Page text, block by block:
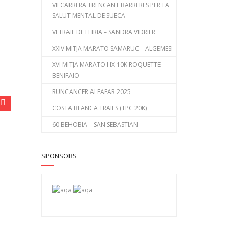
VII CARRERA TRENCANT BARRERES PER LA
SALUT MENTAL DE SUECA
VI TRAIL DE LLIRIA – SANDRA VIDRIER
XXIV MITJA MARATO SAMARUC – ALGEMESI
XVI MITJA MARATO I IX 10K ROQUETTE
BENIFAIO
RUNCANCER ALFAFAR 2025
COSTA BLANCA TRAILS (TPC 20K)
60 BEHOBIA – SAN SEBASTIAN
SPONSORS